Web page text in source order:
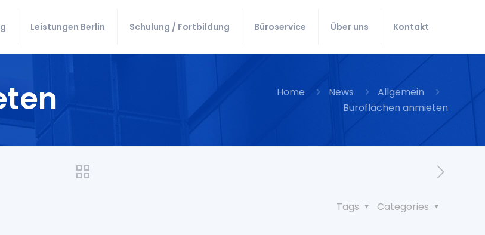
Leistungen Berlin Schulung / Fortbildung Büroservice Über uns Kontakt
Home News
Allgemein
Büroflächen anmieten
Categories
Tags